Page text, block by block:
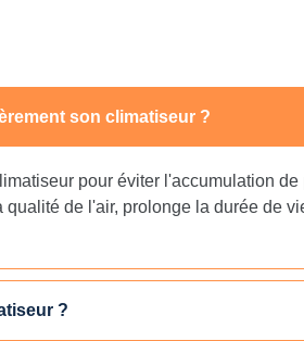
son climatiseur ?
pour éviter l'accumulation de
de l'air, prolonge la durée de
?